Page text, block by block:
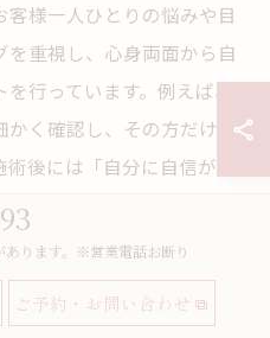
様一人ひとりの悩みや目
重視し、心身両面から自
行っています。例えば、
かく確認し、その方だけの
後には「自分に自信が持
ています。
は、自己肯定感の向上に
プライベートの場面でも
になります。自分を大切
ります。※営業電話お断り
ご予約・お問い合わせ